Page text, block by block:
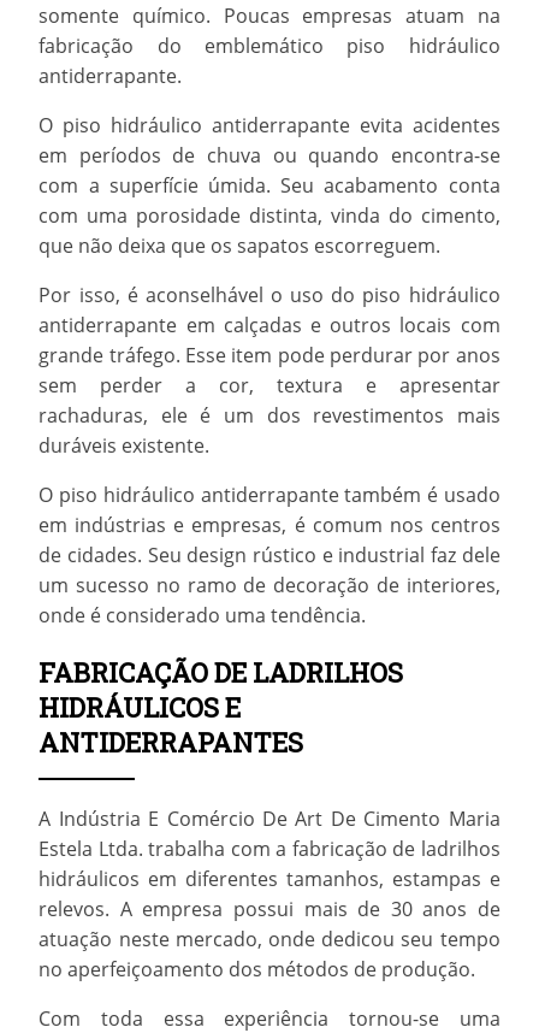
somente químico. Poucas empresas atuam na
fabricação do emblemático piso hidráulico
antiderrapante.
O piso hidráulico antiderrapanteevita acidentes
em períodos de chuva ou quando encontra-se
com a superfície úmida. Seu acabamento conta
com uma porosidade distinta, vinda do cimento,
que não deixa que os sapatos escorreguem.
Por isso, é aconselhável o uso do piso hidráulico
antiderrapante em calçadas e outros locais com
grande tráfego. Esse item pode perdurar por anos
sem perder a cor, textura e apresentar
rachaduras, ele é um dos revestimentos mais
duráveis existente.
O piso hidráulico antiderrapantetambém é usado
em indústrias e empresas, é comum nos centros
de cidades. Seu design rústico e industrial faz dele
um sucesso no ramo de decoração de interiores,
onde é considerado uma tendência.
FABRICAÇÃO DE LADRILHOS
HIDRÁULICOS E
ANTIDERRAPANTES
A Indústria E Comércio De Art De Cimento Maria
Estela Ltda. trabalha com a fabricação de ladrilhos
hidráulicos em diferentes tamanhos, estampas e
relevos. A empresa possui mais de 30 anos de
atuação neste mercado, onde dedicou seu tempo
no aperfeiçoamento dos métodos de produção.
Com toda essa experiência tornou-se uma